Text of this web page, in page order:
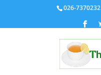
026-7370232